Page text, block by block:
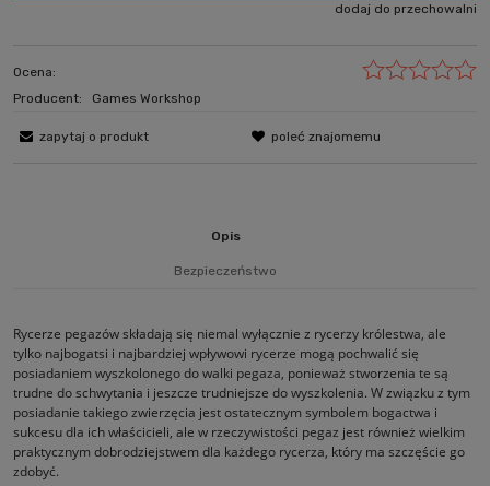
dodaj do przechowalni
Ocena:
Producent:
Games Workshop
zapytaj o produkt poleć znajomemu
Opis
Bezpieczeństwo
Rycerze pegazów składają się niemal wyłącznie z rycerzy królestwa, ale
tylko najbogatsi i najbardziej wpływowi rycerze mogą pochwalić się
posiadaniem wyszkolonego do walki pegaza, ponieważ stworzenia te są
trudne do schwytania i jeszcze trudniejsze do wyszkolenia. W związku z tym
posiadanie takiego zwierzęcia jest ostatecznym symbolem bogactwa i
sukcesu dla ich właścicieli, ale w rzeczywistości pegaz jest również wielkim
praktycznym dobrodziejstwem dla każdego rycerza, który ma szczęście go
zdobyć.